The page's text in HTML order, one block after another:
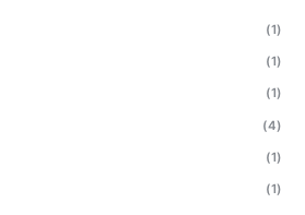
(1)
(1)
(1)
(4)
(1)
(1)